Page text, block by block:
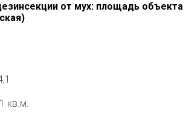
от мух: площадь
кв.м.